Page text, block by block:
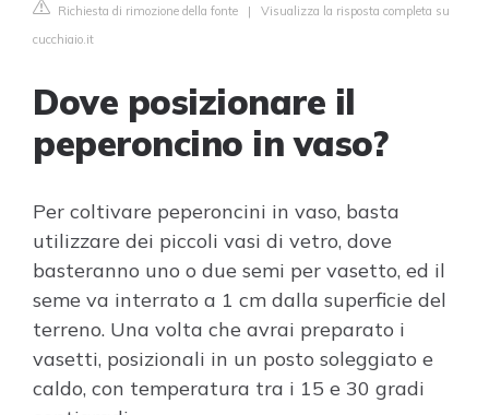
Richiesta di rimozione della fonte | Visualizza la risposta completa su
cucchiaio.it
Dove posizionare il
peperoncino in vaso?
Per coltivare peperoncini in vaso, basta
utilizzare dei piccoli vasi di vetro, dove
basteranno uno o due semi per vasetto, ed il
seme va interrato a 1 cm dalla superficie del
terreno. Una volta che avrai preparato i
vasetti, posizionali in un posto soleggiato e
caldo, con temperatura tra i 15 e 30 gradi